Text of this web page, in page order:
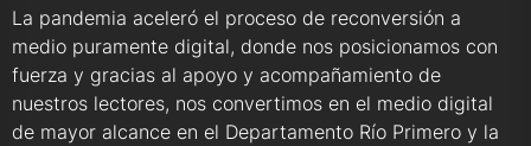
La pandemia aceleró el proceso de reconversión a
medio puramente digital, donde nos posicionamos con
fuerza y gracias al apoyo y acompañamiento de
nuestros lectores, nos convertimos en el medio digital
de mayor alcance en el Departamento Río Primero y la